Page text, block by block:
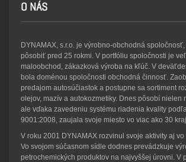
O NÁS
DYNAMAX, s.r.o. je výrobno-obchodná
pôsobiť pred 25 rokmi. V portfóliu spoločnosti je
maloobchod, zákazková výroba na kľúč. V
bola doménou spoločnosti obchodná činnosť.
predajom autosúčiastok a postupne sa sortiment
olejov, mazív a autokozmetiky. Dnes pôsobí nielen
ale vďaka zavedeniu systému riadenia kvality
9001:2008, zaujala svoje miesto vo viac ako 30
V roku 2001 DYNAMAX rozvinul svoje aktivity aj
Vo svojom súčasnom sídle dodnes prevádzkuje
petrochemických produktov na najvyššej úrovni. V